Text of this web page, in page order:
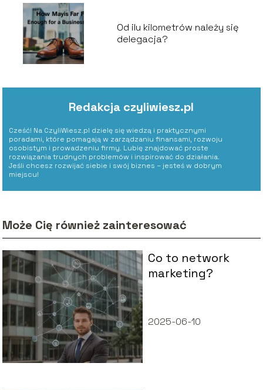
Od ilu kilometrów należy się
delegacja?
Redakcja czyliwiesz.pl
Cześć! Na CzyliWiesz.pl dzielę się wiedzą i praktycznymi
poradami, które pomagają w zarządzaniu finansami, rozwoju
osobistym i prowadzeniu firmy. Lubię znajdować proste
rozwiązania trudnych problemów i inspirować do działania.
Jeśli chcesz rozwijać siebie i swój biznes – jesteś w dobrym
miejscu!
Może Cię również zainteresować
Co to network
marketing?
2025-06-10